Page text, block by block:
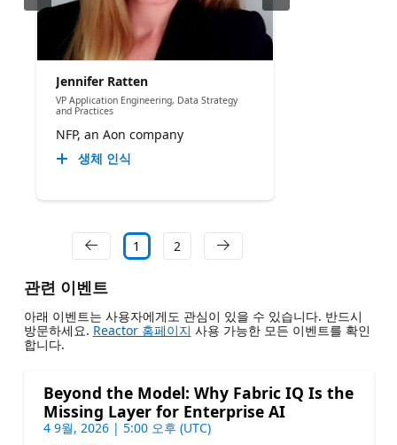
Jennifer Ratten
VP Application Engineering, Data Strategy
and Practices
NFP, an Aon company
생체 인식
1 2
관련 이벤트
아래 이벤트는 사용자에게도 관심이 있을 수 있습니다. 반드시
방문하세요. Reactor 홈페이지 사용 가능한 모든 이벤트를 확인
합니다.
Beyond the Model: Why Fabric IQ Is the
Missing Layer for Enterprise AI
4 9월, 2026 | 5:00 오후 (UTC)